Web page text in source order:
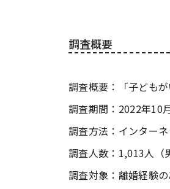
調査概要
調査概要：「子ども
調査期間：2022年10
調査方法：インター
調査人数：1,013人（
調査対象：離婚経験